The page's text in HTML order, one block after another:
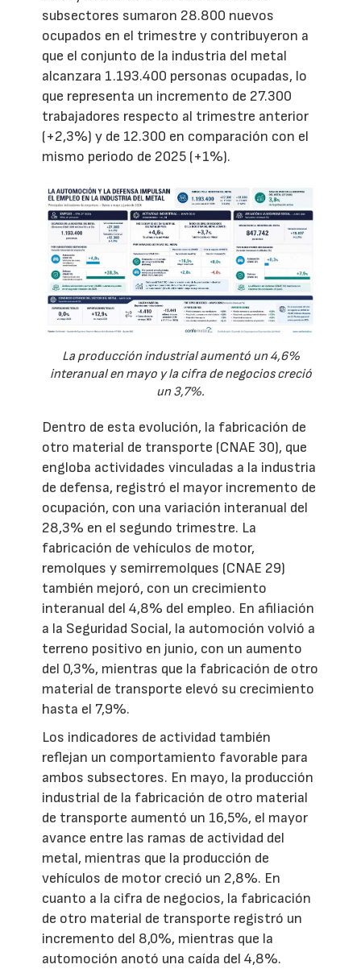
subsectores sumaron 28.800 nuevos
ocupados en el trimestre y contribuyeron a
que el conjunto de la industria del metal
alcanzara 1.193.400 personas ocupadas, lo
que representa un incremento de 27.300
trabajadores respecto al trimestre anterior
(+2,3%) y de 12.300 en comparación con el
mismo periodo de 2025 (+1%).
La producción industrial aumentó un 4,6%
interanual en mayo y la cifra de negocios creció
un 3,7%.
Dentro de esta evolución, la fabricación de
otro material de transporte (CNAE 30), que
engloba actividades vinculadas a la industria
de defensa, registró el mayor incremento de
ocupación, con una variación interanual del
28,3% en el segundo trimestre. La
fabricación de vehículos de motor,
remolques y semirremolques (CNAE 29)
también mejoró, con un crecimiento
interanual del 4,8% del empleo. En afiliación
a la Seguridad Social, la automoción volvió a
terreno positivo en junio, con un aumento
del 0,3%, mientras que la fabricación de otro
material de transporte elevó su crecimiento
hasta el 7,9%.
Los indicadores de actividad también
reflejan un comportamiento favorable para
ambos subsectores. En mayo, la producción
industrial de la fabricación de otro material
de transporte aumentó un 16,5%, el mayor
avance entre las ramas de actividad del
metal, mientras que la producción de
vehículos de motor creció un 2,8%. En
cuanto a la cifra de negocios, la fabricación
de otro material de transporte registró un
incremento del 8,0%, mientras que la
automoción anotó una caída del 4,8%.